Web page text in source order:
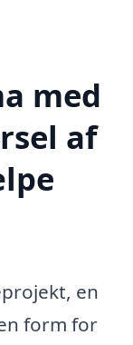
med
af
en
form for